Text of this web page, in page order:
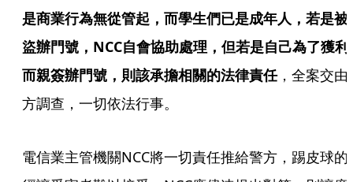
是商業行為無從管起，而學生們已是成年人，若是被
盜辦門號，NCC自會協助處理，但若是自己為了獲利
而親簽辦門號，則該承擔相關的法律責任，全案交由
方調查，一切依法行事。
電信業主管機關NCC將一切責任推給警方，踢皮球的